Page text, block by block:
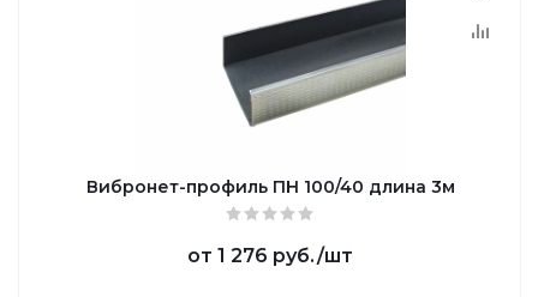
Вибронет-профиль ПН 100/40 длина 3м
от 1 276 руб./шт